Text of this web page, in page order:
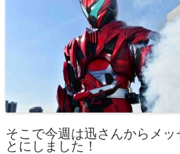
そこで今週は迅さんからメッ
とにしました！